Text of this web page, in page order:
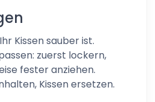
Kissen sauber ist.
zuerst lockern,
fester anziehen.
Kissen ersetzen.